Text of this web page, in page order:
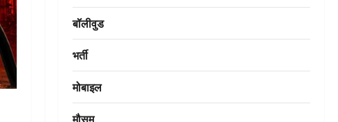
बॉलीवुड
भर्ती
मोबाइल
मौसम